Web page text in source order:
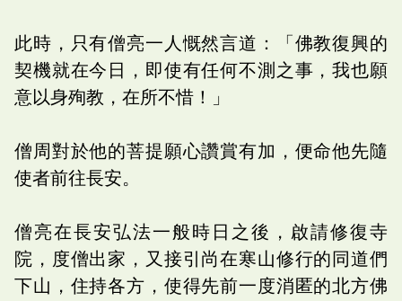
此時，只有僧亮一人慨然言道：「佛教復興的
契機就在今日，即使有任何不測之事，我也願
意以身殉教，在所不惜！」
僧周對於他的菩提願心讚賞有加，便命他先隨
使者前往長安。
僧亮在長安弘法一般時日之後，啟請修復寺
院，度僧出家，又接引尚在寒山修行的同道們
下山，住持各方，使得先前一度消匿的北方佛